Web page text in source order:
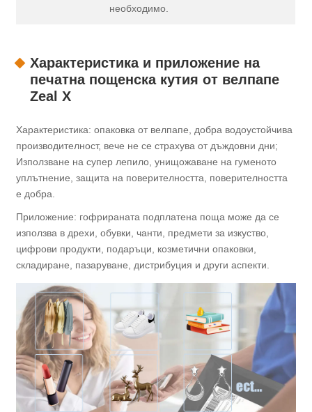
необходимо.
Характеристика и приложение на
печатна пощенска кутия от велпапе
Zeal X
Характеристика: опаковка от велпапе, добра водоустойчива
производителност, вече не се страхува от дъждовни дни;
Използване на супер лепило, унищожаване на гуменото
уплътнение, защита на поверителността, поверителността
е добра.
Приложение: гофрираната подплатена поща може да се
използва в дрехи, обувки, чанти, предмети за изкуство,
цифрови продукти, подаръци, козметични опаковки,
складиране, пазаруване, дистрибуция и други аспекти.